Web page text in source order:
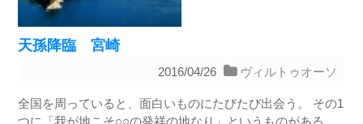
天孫降臨 宮崎
2016/04/26 ヴィルトゥオーソ
全国を周っていると、面白いものにたびたび出会う。 その1
つに「我が地こそ○○の発祥の地なり」というものがある。